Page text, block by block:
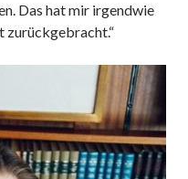
Das hat mir irgendwie
zurückgebracht.“